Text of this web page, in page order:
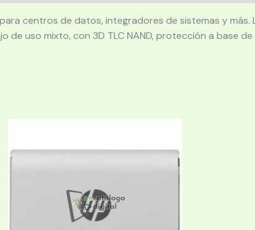
centros de datos, integradores de sistemas y más.
uso mixto, con 3D TLC NAND, protección a base